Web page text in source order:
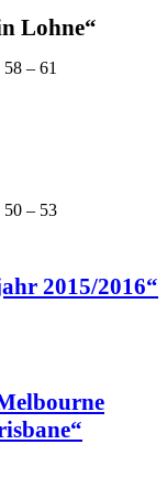
Lohne“
58 – 61
50 – 53
2015/2016“